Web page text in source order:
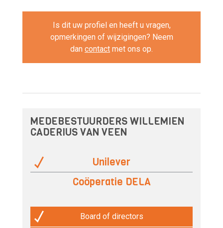
Is dit uw profiel en heeft u vragen,
opmerkingen of wijzigingen? Neem
dan contact met ons op.
MEDEBESTUURDERS WILLEMIEN
CADERIUS VAN VEEN
Unilever
Coöperatie DELA
Board of directors